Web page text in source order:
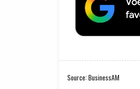
Source: BusinessAM